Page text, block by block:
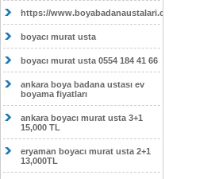
https://www.boyabadanaustalari.com/
boyacı murat usta
boyacı murat usta 0554 184 41 66
ankara boya badana ustası ev
boyama fiyatları
ankara boyacı murat usta 3+1
15,000 TL
eryaman boyacı murat usta 2+1
13,000TL